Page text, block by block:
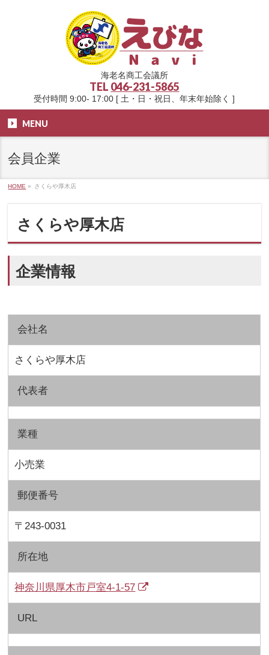
海老名商工会議所
TEL 046-231-5865
受付時間 9:00- 17:00 [ 土・日・祝日、年末年始除く ]
MENU
会員企業
HOME » さくらや厚木店
さくらや厚木店
企業情報
会社名
さくらや厚木店
代表者
業種
小売業
郵便番号
〒243-0031
所在地
神奈川県厚木市戸室4-1-57
URL